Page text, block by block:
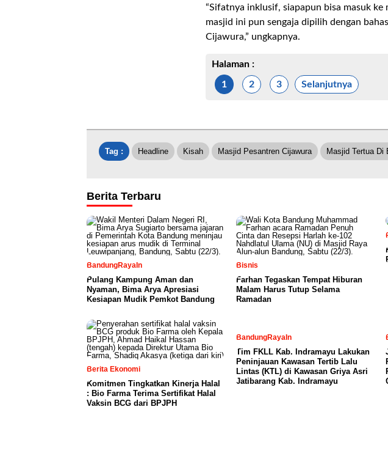
“Sifatnya inklusif, siapapun bisa masuk
masjid ini pun sengaja dipilih dengan
Cijawura,” ungkapnya.
Halaman :
1 2 3 Selanjutnya
Tag : Headline Kisah Masjid Pesantren Cijawura Masjid Tertua Di
Berita Terbaru
BandungRayaIn
Pulang Kampung Aman dan
Nyaman, Bima Arya Apresiasi
Kesiapan Mudik Pemkot Bandung
Bisnis
Farhan Tegaskan Tempat Hiburan
Malam Harus Tutup Selama
Ramadan
Berita Ekonomi
Komitmen Tingkatkan Kinerja Halal
: Bio Farma Terima Sertifikat Halal
Vaksin BCG dari BPJPH
BandungRayaIn
Tim FKLL Kab. Indramayu Lakukan
Peninjauan Kawasan Tertib Lalu
Lintas (KTL) di Kawasan Griya Asri
Jatibarang Kab. Indramayu